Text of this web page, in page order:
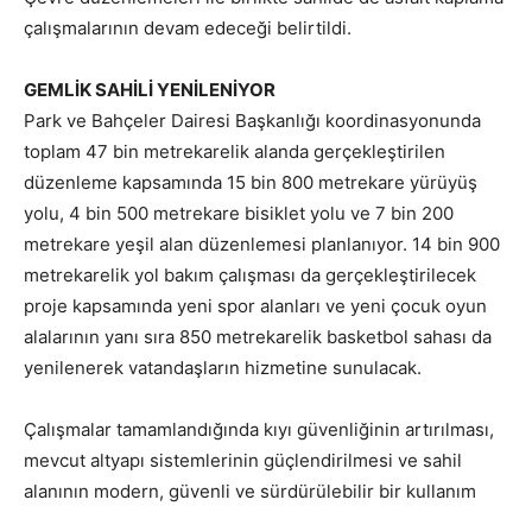
çalışmalarının devam edeceği belirtildi.
GEMLİK SAHİLİ YENİLENİYOR
Park ve Bahçeler Dairesi Başkanlığı koordinasyonunda
toplam 47 bin metrekarelik alanda gerçekleştirilen
düzenleme kapsamında 15 bin 800 metrekare yürüyüş
yolu, 4 bin 500 metrekare bisiklet yolu ve 7 bin 200
metrekare yeşil alan düzenlemesi planlanıyor. 14 bin 900
metrekarelik yol bakım çalışması da gerçekleştirilecek
proje kapsamında yeni spor alanları ve yeni çocuk oyun
alalarının yanı sıra 850 metrekarelik basketbol sahası da
yenilenerek vatandaşların hizmetine sunulacak.
Çalışmalar tamamlandığında kıyı güvenliğinin artırılması,
mevcut altyapı sistemlerinin güçlendirilmesi ve sahil
alanının modern, güvenli ve sürdürülebilir bir kullanım